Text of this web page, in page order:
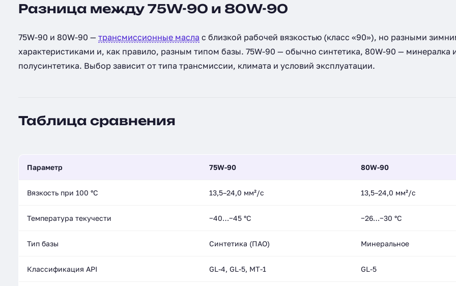
Разница между 75W-90 и 80W-90
75W-90 и 80W-90 — трансмиссионные масла с близкой рабочей вязкостью (класс «90»), но разными
характеристиками и, как правило, разным типом базы. 75W-90 — обычно синтетика, 80W-90 — минералка
полусинтетика. Выбор зависит от типа трансмиссии, климата и условий эксплуатации.
Таблица сравнения
Параметр 75W-90 80W-90
Вязкость при 100 °C 13,5–24,0 мм²/с 13,5–24,0 мм²/с
Температура текучести −40…−45 °C −26…−30 °C
Тип базы Синтетика (ПАО) Минеральное
Классификация API GL-4, GL-5, MT-1 GL-5